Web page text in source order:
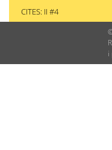
CITES: II #4
PODACI O NALAZIMA
i